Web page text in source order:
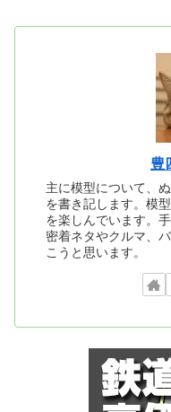
豊
主に模型について、
を書き記します。模
を楽しんでいます。
密着ネタやクルマ、
こうと思います。